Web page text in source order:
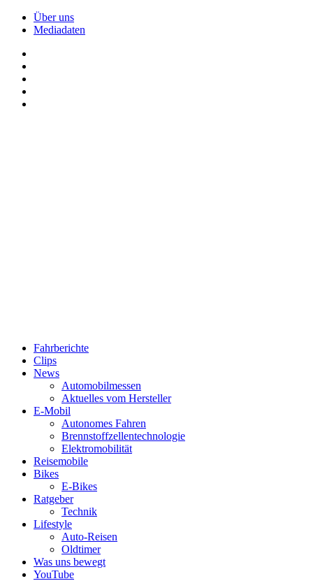
Über uns
Mediadaten
Fahrberichte
Clips
News
Automobilmessen
Aktuelles vom Hersteller
E-Mobil
Autonomes Fahren
Brennstoffzellentechnologie
Elektromobilität
Reisemobile
Bikes
E-Bikes
Ratgeber
Technik
Lifestyle
Auto-Reisen
Oldtimer
Was uns bewegt
YouTube